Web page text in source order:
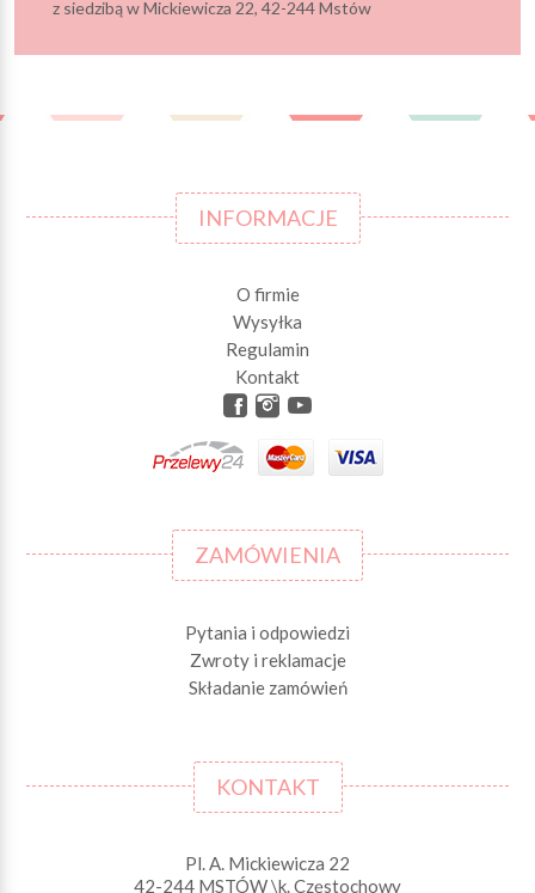
z siedzibą w Mickiewicza 22, 42-244 Mstów
INFORMACJE
O firmie
Wysyłka
Regulamin
Kontakt
ZAMÓWIENIA
Pytania i odpowiedzi
Zwroty i reklamacje
Składanie zamówień
KONTAKT
Pl. A. Mickiewicza 22
42-244 MSTÓW \k. Częstochowy